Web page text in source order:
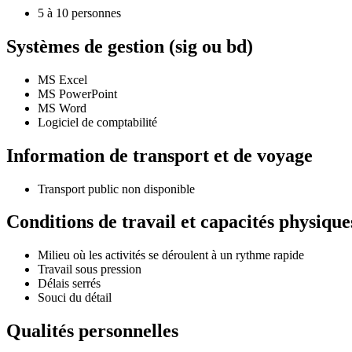
5 à 10 personnes
Systèmes de gestion (sig ou bd)
MS Excel
MS PowerPoint
MS Word
Logiciel de comptabilité
Information de transport et de voyage
Transport public non disponible
Conditions de travail et capacités
Milieu où les activités se déroulent à un rythme rapide
Travail sous pression
Délais serrés
Souci du détail
Qualités personnelles